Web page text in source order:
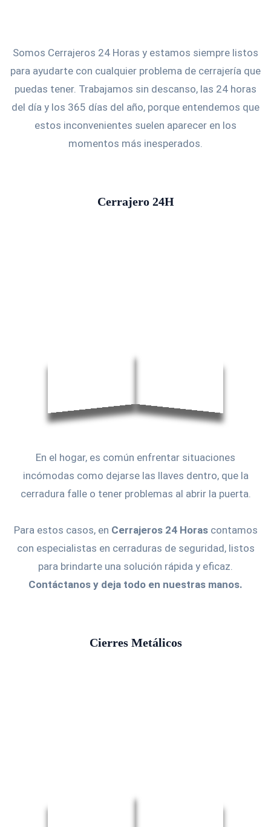
Somos Cerrajeros 24 Horas y estamos siempre listos
para ayudarte con cualquier problema de cerrajería que
puedas tener. Trabajamos sin descanso, las 24 horas
del día y los 365 días del año, porque entendemos que
estos inconvenientes suelen aparecer en los
momentos más inesperados.
Cerrajero 24H
En el hogar, es común enfrentar situaciones
incómodas como dejarse las llaves dentro, que la
cerradura falle o tener problemas al abrir la puerta.
Para estos casos, en Cerrajeros 24 Horascontamos
con especialistas en cerraduras de seguridad, listos
para brindarte una solución rápida y eficaz.
Contáctanos y deja todo en nuestras manos.
Cierres Metálicos